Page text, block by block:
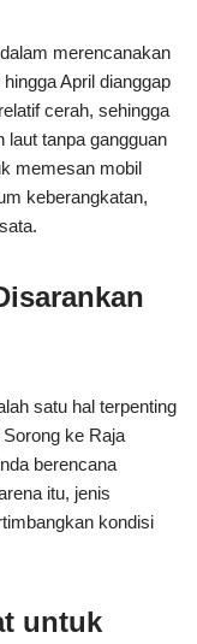
merencanakan
April dianggap
cerah, sehingga
laut tanpa gangguan
memesan mobil
keberangkatan,
satu hal terpenting
ke Raja
berencana
itu, jenis
kondisi
untuk